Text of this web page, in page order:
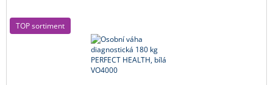
TOP sortiment